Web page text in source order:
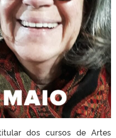
dos cursos de Artes